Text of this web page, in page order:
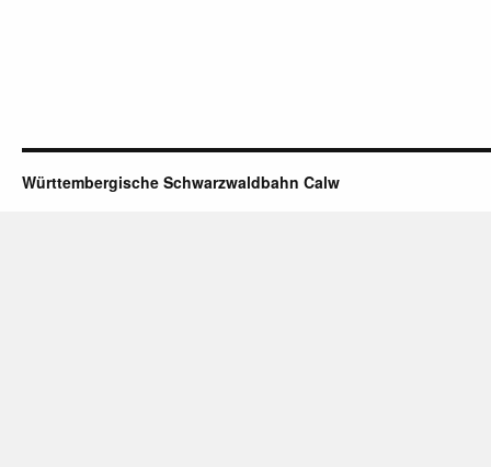
Württembergische Schwarzwaldbahn Calw